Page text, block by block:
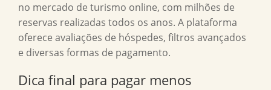
no mercado de turismo online, com milhões de
reservas realizadas todos os anos. A plataforma
oferece avaliações de hóspedes, filtros avançados
e diversas formas de pagamento.
Dica final para pagar menos